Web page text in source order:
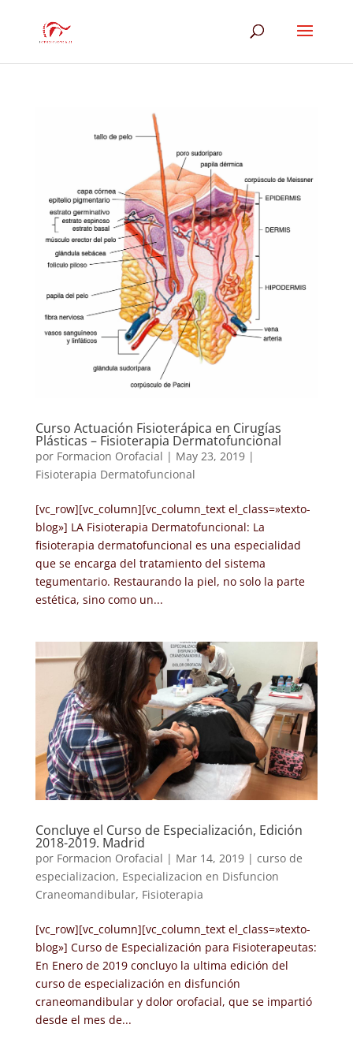
Curso Actuación Fisioterápica en Cirugías
Plásticas – Fisioterapia Dermatofuncional
por Formacion Orofacial | May 23, 2019|
Fisioterapia Dermatofuncional
[vc_row][vc_column][vc_column_text el_class=»texto-
blog»] LA Fisioterapia Dermatofuncional: La
fisioterapia dermatofuncional es una especialidad
que se encarga del tratamiento del sistema
tegumentario. Restaurando la piel, no solo la parte
estética, sino como un...
Concluye el Curso de Especialización, Edición
2018-2019. Madrid
por Formacion Orofacial | Mar 14, 2019| curso de
especializacion, Especializacion en Disfuncion
Craneomandibular, Fisioterapia
[vc_row][vc_column][vc_column_text el_class=»texto-
blog»] Curso de Especialización para Fisioterapeutas:
En Enero de 2019 concluyo la ultima edición del
curso de especialización en disfunción
craneomandibular y dolor orofacial, que se impartió
desde el mes de...